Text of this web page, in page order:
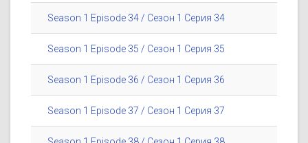
Season 1 Episode 34 / Сезон 1 Серия 34
Season 1 Episode 35 / Сезон 1 Серия 35
Season 1 Episode 36 / Сезон 1 Серия 36
Season 1 Episode 37 / Сезон 1 Серия 37